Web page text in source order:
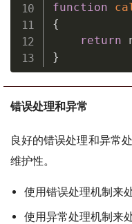
function
{
return
}
错误处理和异常
良好的错误处理和异常
维护性。
使用错误处理机制来
使用异常处理机制来